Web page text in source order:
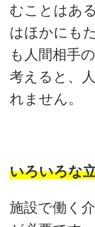
むことはあ
はほかにも
も人間相手
考えると、
れません。
いろいろな
施設で働く